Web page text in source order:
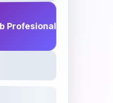
Profesional